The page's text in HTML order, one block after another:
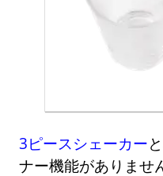
3ピースシェーカー
ナー機能がありませ